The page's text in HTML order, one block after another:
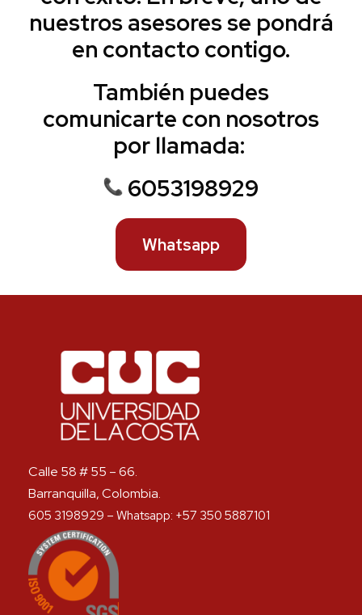
nuestros asesores se pondrá
en contacto contigo.
También puedes
comunicarte con nosotros
por llamada:
6053198929
Whatsapp
Calle 58 # 55 – 66.
Barranquilla, Colombia.
605 3198929 – Whatsapp: +57 350 5887101